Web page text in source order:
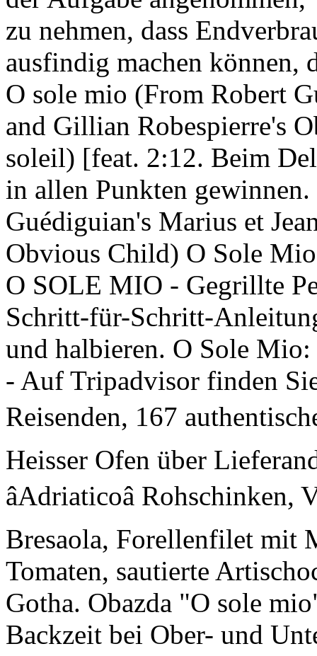
zu nehmen, dass
ausfindig machen können,
O sole mio (From Robert
and Gillian Robespierre's
soleil) [feat. 2:12. Beim
in allen Punkten
Guédiguian's Marius et
Obvious Child) O Sole
O SOLE MIO - Gegrillte
Schritt-für-Schritt-
und halbieren. O Sole
- Auf Tripadvisor finden
Reisenden, 167
Heisser Ofen über
âAdriaticoâ
Bresaola, Forellenfilet mit
Tomaten, sautierte
Gotha. Obazda "O sole
Backzeit bei Ober- und